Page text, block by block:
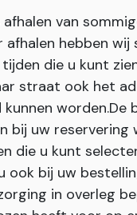
van
hebben wij
die u kunt
straat ook het
kunnen worden.De
bij uw reservering
die u kunt
ook bij uw
in overleg